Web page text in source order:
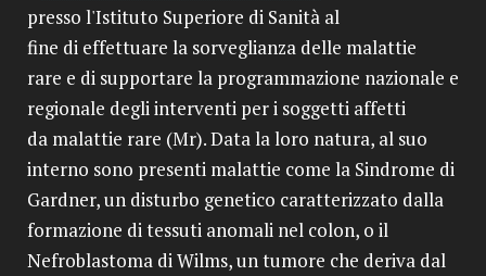
presso l'Istituto Superiore di Sanità al
fine di effettuare la sorveglianza delle malattie
rare e di supportare la programmazione nazionale e
regionale degli interventi per i soggetti affetti
da malattie rare (Mr). Data la loro natura, al suo
interno sono presenti malattie come la Sindrome di
Gardner, un disturbo genetico caratterizzato dalla
formazione di tessuti anomali nel colon, o il
Nefroblastoma di Wilms, un tumore che deriva dal